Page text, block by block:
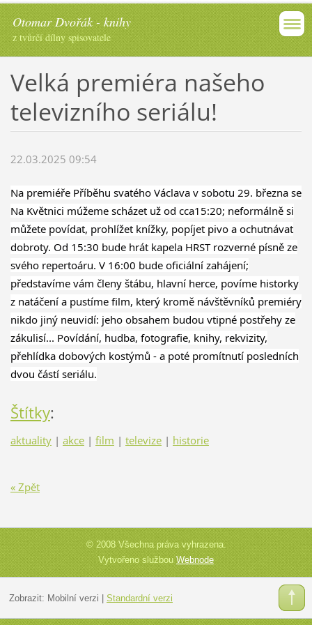
Otomar Dvořák - knihy
z tvůrčí dílny spisovatele
Velká premiéra našeho
televizního seriálu!
22.03.2025 09:54
Na premiéře Příběhu svatého Václava v sobotu 29. března se
Na Květnici múžeme scházet už od cca15:20; neformálně si
můžete povídat, prohlížet knížky, popíjet pivo a ochutnávat
dobroty. Od 15:30 bude hrát kapela HRST rozverné písně ze
svého repertoáru. V 16:00 bude oficiální zahájení;
představíme vám členy štábu, hlavní herce, povíme historky
z natáčení a pustíme film, který kromě návštěvníků premiéry
nikdo jiný neuvidí: jeho obsahem budou vtipné postřehy ze
zákulisí... Povídání, hudba, fotografie, knihy, rekvizity,
přehlídka dobových kostýmů - a poté promítnutí posledních
dvou částí seriálu.
Štítky:
aktuality | akce | film | televize | historie
« Zpět
© 2008 Všechna práva vyhrazena.
Vytvořeno službouWebnode
Zobrazit: Mobilní verzi Standardní verzi